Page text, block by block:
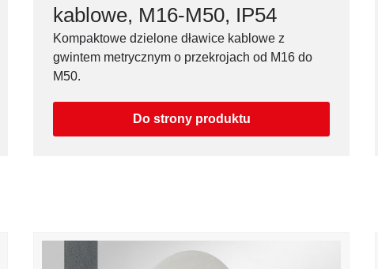
kablowe, M16-M50, IP54
Kompaktowe dzielone dławice kablowe z
gwintem metrycznym o przekrojach od M16 do
M50.
Do strony produktu